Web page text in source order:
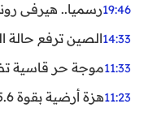
19:46رسميا.. هيرفي
14:33الصين ترفع حالة
11:33موجة حر قاسية
11:23هزة أرضية بقوة 5.6 درجات تضرب مصر